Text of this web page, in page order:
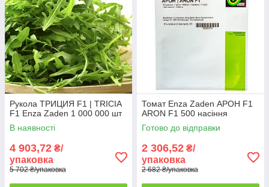
Рукола ТРИЦИЯ F1 | TRICIA
F1 Enza Zaden 1 000 000 шт
В наявності
4 903,72 ₴/
упаковка
5 702 ₴/упаковка
Томат Enza Zaden АРОН F1
ARON F1 500 насіння
Готово до відправки
2 306,52 ₴/
упаковка
2 682 ₴/упаковка